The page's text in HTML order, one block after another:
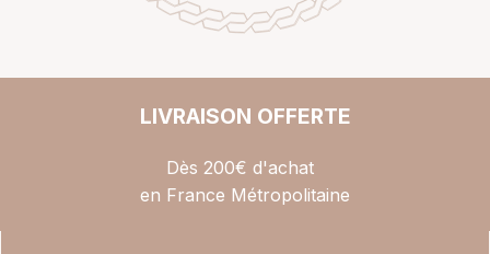
LIVRAISON OFFERTE
Dès 200€ d'achat
en France Métropolitaine